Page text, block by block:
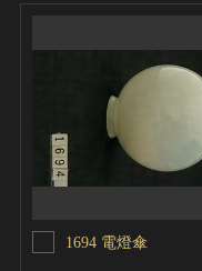
1694 電燈傘